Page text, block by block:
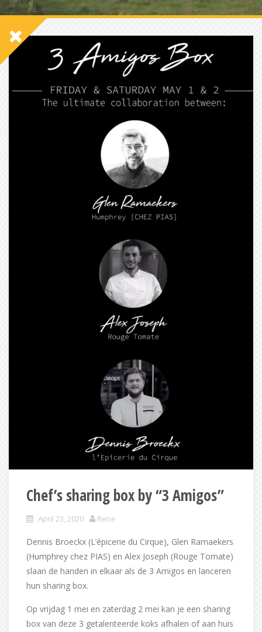
Chef’s sharing box by “3 Amigos”
April 23, 2020 Rene
Dennis Broeckx (L’épicerie du Cirque), Glen Ramaekers
(Humphrey chez PIAS) en Alex Joseph (Rouge Tomate)
slaan de handen in elkaar als de 3 Amigos en lanceren
hun sharing box.
Op vrijdag 1 mei en zaterdag 2 mei kan je een sharing
box van deze 3 getalenteerde koks afhalen of aan huis